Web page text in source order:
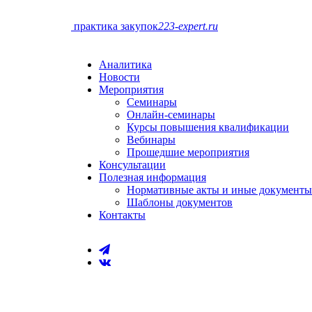
практика закупок223-expert.ru
Аналитика
Новости
Мероприятия
Семинары
Онлайн-cеминары
Курсы повышения квалификации
Вебинары
Прошедшие мероприятия
Консультации
Полезная информация
Нормативные акты и иные документы
Шаблоны документов
Контакты